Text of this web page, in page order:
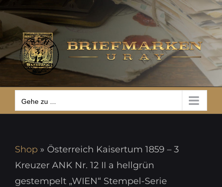
Zum
Inhalt
springen
Gehe zu ...
Gehe zu ...
Shop » Österreich Kaisertum 1859 – 3
Kreuzer ANK Nr. 12 II a hellgrün
gestempelt „WIEN“ Stempel-Serie